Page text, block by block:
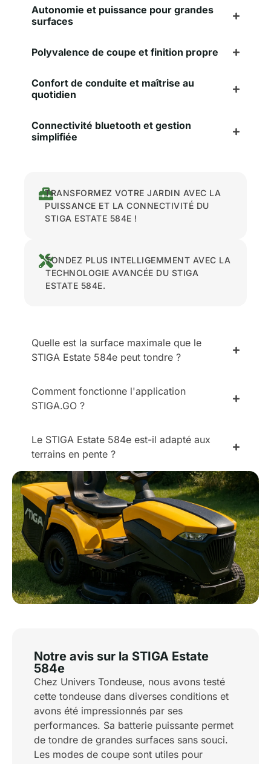
Autonomie et puissance pour grandes
surfaces
Polyvalence de coupe et finition propre
Confort de conduite et maîtrise au
quotidien
Connectivité bluetooth et gestion
simplifiée
TRANSFORMEZ VOTRE JARDIN AVEC LA
PUISSANCE ET LA CONNECTIVITÉ DU
STIGA ESTATE 584E !
TONDEZ PLUS INTELLIGEMMENT AVEC LA
TECHNOLOGIE AVANCÉE DU STIGA
ESTATE 584E.
Quelle est la surface maximale que le
STIGA Estate 584e peut tondre ?
Comment fonctionne l'application
STIGA.GO ?
Le STIGA Estate 584e est-il adapté aux
terrains en pente ?
Notre avis sur la STIGA Estate
584e
Chez Univers Tondeuse, nous avons testé
cette tondeuse dans diverses conditions et
avons été impressionnés par ses
performances. Sa batterie puissante permet
de tondre de grandes surfaces sans souci.
Les modes de coupe sont utiles pour